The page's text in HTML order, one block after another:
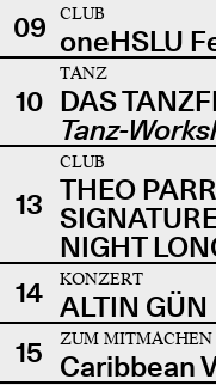
09
CLUB
oneHSLU
10
TANZ
DAS
Tanz-
13
CLUB
THEO
NIGHT
14
KONZERT
ALTIN GÜN
15
ZUM MITMACHEN
Caribbean